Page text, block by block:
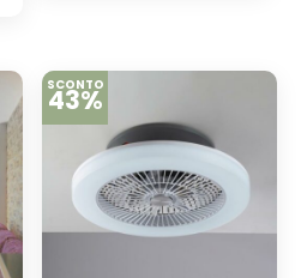
SCONTO
43%